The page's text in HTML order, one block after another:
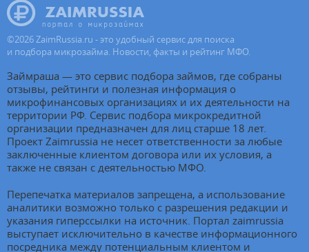
©2026ZaimRussia.ru - это удобный сервис для поиска
и подбора микрозайма. Новости, факты и рейтинг МФО.
Займраша — это сервис подбора займов, где собраны
отзывы, рейтинги и полезная информация о
микрофинансовых организациях и их деятельности на
территории РФ. Сервис подбора микрокредитной
организации предназначен для лиц старше 18 лет.
Проект Zaimrussia не несет ответственности за любые
заключенные клиентом договора или их условия, а
также не связан с деятельностью МФО.
Перепечатка материалов запрещена, а использование
аналитики возможно только с разрешения редакции и
указания гиперссылки на источник. Портал zaimrussia
выступает исключительно в качестве информационного
посредника между потенциальным клиентом и